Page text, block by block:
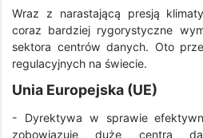
Wraz z narastającą presją
coraz bardziej rygorystyczne
sektora centrów danych. Oto
regulacyjnych na świecie.
Unia Europejska (UE)
- Dyrektywa w sprawie
zobowiązuje duże centra